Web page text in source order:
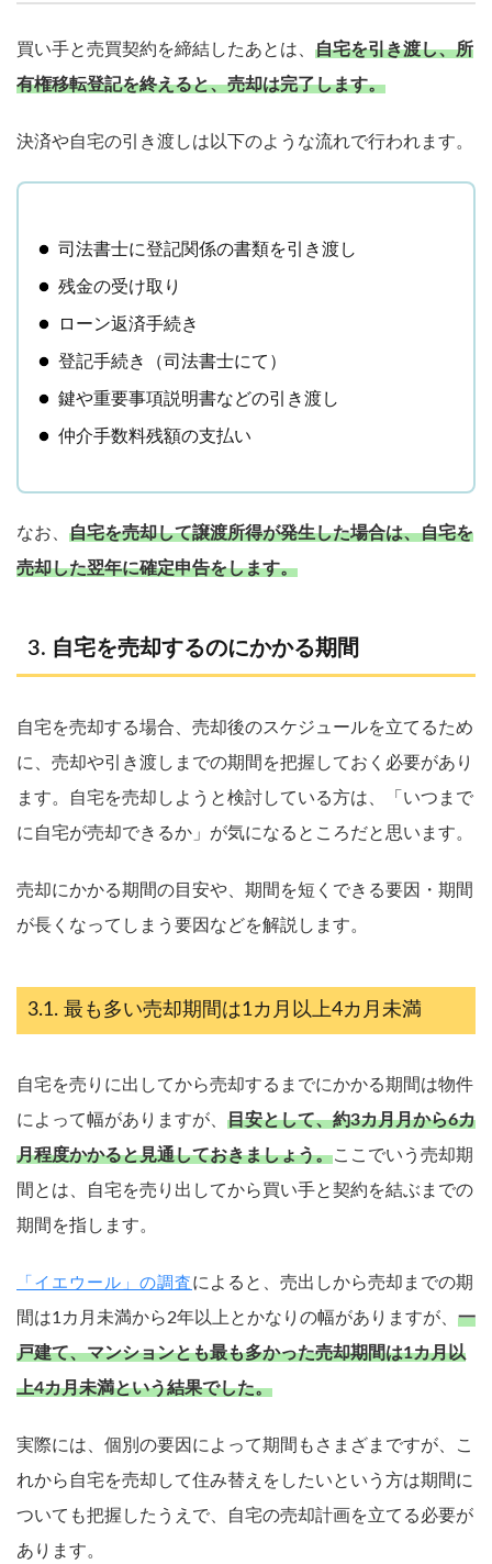
買い手と売買契約を締結したあとは、 自宅を引き渡し、所
有権移転登記を終えると、売却は完了します。
決済や自宅の引き渡しは以下のような流れで行われます。
司法書士に登記関係の書類を引き渡し
残金の受け取り
ローン返済手続き
登記手続き（司法書士にて）
鍵や重要事項説明書などの引き渡し
仲介手数料残額の支払い
なお、 自宅を売却して譲渡所得が発生した場合は、自宅を
売却した翌年に確定申告をします。
自宅を売却するのにかかる期間
自宅を売却する場合、売却後のスケジュールを立てるため
に、売却や引き渡しまでの期間を把握しておく必要があり
ます。自宅を売却しようと検討している方は、「いつまで
に自宅が売却できるか」が気になるところだと思います。
売却にかかる期間の目安や、期間を短くできる要因・期間
が長くなってしまう要因などを解説します。
最も多い売却期間は1カ月以上4カ月未満
自宅を売りに出してから売却するまでにかかる期間は物件
によって幅がありますが、 目安として、約3カ月月から6カ
月程度かかると見通しておきましょう。ここでいう売却期
間とは、自宅を売り出してから買い手と契約を結ぶまでの
期間を指します。
「イエウール」の調査 によると、売出しから売却までの期
間は1カ月未満から2年以上とかなりの幅がありますが、 一
戸建て、マンションとも最も多かった売却期間は1カ月以
上4カ月未満という結果でした。
実際には、個別の要因によって期間もさまざまですが、こ
れから自宅を売却して住み替えをしたいという方は期間に
ついても把握したうえで、自宅の売却計画を立てる必要が
あります。